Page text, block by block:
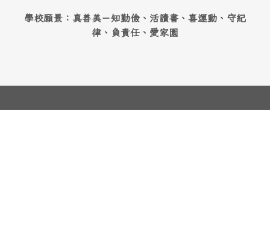
學校願景：真善美－知勤儉、活讀書、喜運動、守紀
律、負責任、愛家園